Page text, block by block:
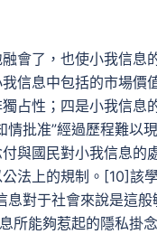
會了，也使小我信息
信息中包括的市場價
占性；四是小我信息
批准”經過歷程難以
與國民對小我信息的
法上的規制。[10]該
對于社會來說是這
所能夠惹起的隱私掛